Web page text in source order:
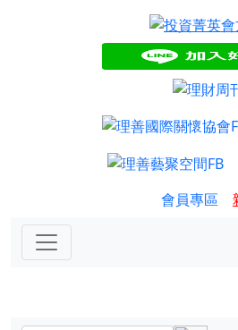
會員專區